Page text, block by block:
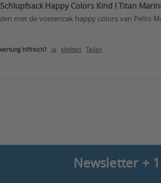
Schlupfsack Happy Colors Kind I Titan
met de voetenzak happy colors van Pellis
hilfreich? Ja Melden Teilen
Newsletter +